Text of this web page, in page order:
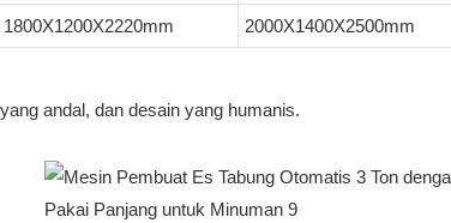
1800X1200X2220mm 2000X1400X2500mm
andal, dan desain yang humanis.